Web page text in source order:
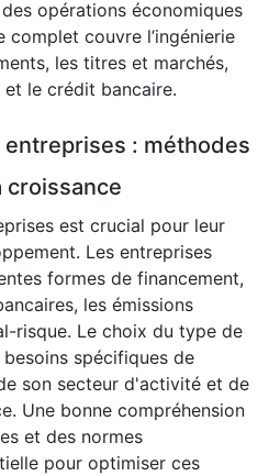
opérations économiques
complet couvre l’ingénierie
les titres et marchés,
le crédit bancaire.
: méthodes
croissance
est crucial pour leur
Les entreprises
formes de financement,
les émissions
risque. Le choix du type de
spécifiques de
son secteur d'activité et de
Une bonne compréhension
et des normes
pour optimiser ces